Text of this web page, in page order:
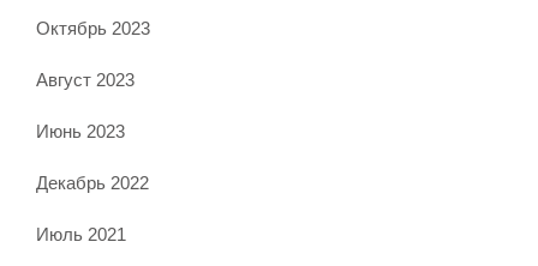
Октябрь 2023
Август 2023
Июнь 2023
Декабрь 2022
Июль 2021